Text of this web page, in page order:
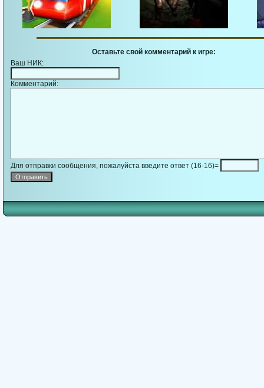
Оставьте свой комментарий к игре:
Ваш НИК:
Комментарий:
Для отправки сообщения, пожалуйста введите ответ (16-16)=